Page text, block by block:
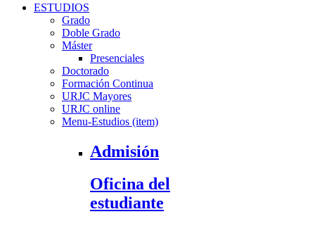
ESTUDIOS
Grado
Doble Grado
Máster
Presenciales
Doctorado
Formación Continua
URJC Mayores
URJC online
Menu-Estudios (item)
Admisión
Oficina del
estudiante